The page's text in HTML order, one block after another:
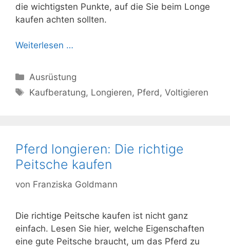
die wichtigsten Punkte, auf die Sie beim Longe
kaufen achten sollten.
Weiterlesen …
Kategorien
Ausrüstung
Schlagwörter
Kaufberatung, Longieren, Pferd,Voltigieren
Pferd longieren: Die richtige
Peitsche kaufen
von Franziska Goldmann
Die richtige Peitsche kaufen ist nicht ganz
einfach. Lesen Sie hier, welche Eigenschaften
eine gute Peitsche braucht, um das Pferd zu